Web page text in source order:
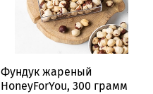
Фундук жареный
HoneyForYou, 300 грамм